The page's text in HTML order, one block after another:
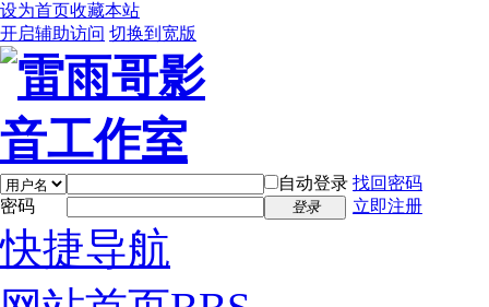
设为首页收藏本站
开启辅助访问 切换到宽版
自动登录 找回密码
密码
登录 立即注册
快捷导航